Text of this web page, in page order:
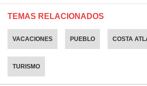
TEMAS RELACIONADOS
VACACIONES PUEBLO COSTA
TURISMO